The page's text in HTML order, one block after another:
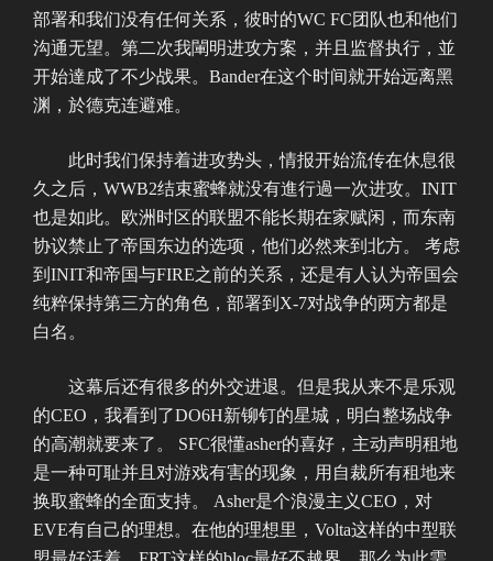
部署和我们没有任何关系，彼时的WC FC团队也和他们
沟通无望。第二次我閳明进攻方案，并且监督执行，並
开始達成了不少战果。Bander在这个时间就开始远离黑
渊，於德克连避难。
此时我们保持着进攻势头，情报开始流传在休息很
久之后，WWB2结束蜜蜂就没有進行過一次进攻。INIT
也是如此。欧洲时区的联盟不能长期在家赋闲，而东南
协议禁止了帝国东边的选项，他们必然来到北方。 考虑
到INIT和帝国与FIRE之前的关系，还是有人认为帝国会
纯粹保持第三方的角色，部署到X-7对战争的两方都是
白名。
这幕后还有很多的外交进退。但是我从来不是乐观
的CEO，我看到了DO6H新铆钉的星城，明白整场战争
的高潮就要来了。 SFC很懂asher的喜好，主动声明租地
是一种可耻并且对游戏有害的现象，用自裁所有租地来
换取蜜蜂的全面支持。 Asher是个浪漫主义CEO，对
EVE有自己的理想。在他的理想里，Volta这样的中型联